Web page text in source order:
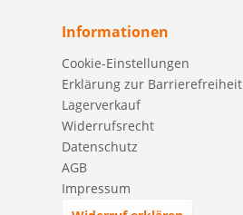
Informationen
Cookie-Einstellungen
Erklärung zur Barrierefreiheit
Lagerverkauf
Widerrufsrecht
Datenschutz
AGB
Impressum